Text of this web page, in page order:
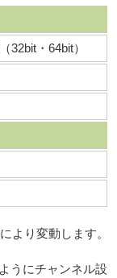
32bit・64bit）
り変動します。
うにチャンネル設